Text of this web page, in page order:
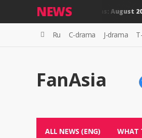
NEWS
New Thai Dramas: August 2026
Ru C-drama J-drama
FanAsia
ALL NEWS (ENG) WHAT